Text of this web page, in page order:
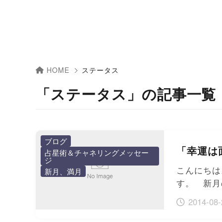
HOME ステータス
「ステータス」の記事一覧
「幸運
こんにち
す。 新月
2014-
ブログ
占星術＆チャネリングメッセー
ジ
新月、満月